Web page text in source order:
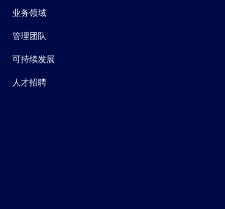
业务领域
管理团队
可持续发展
人才招聘